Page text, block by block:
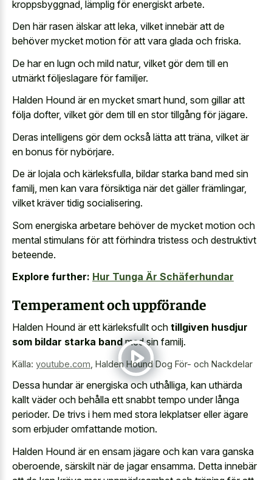
kroppsbyggnad, lämplig för energiskt arbete.
Den här rasen älskar att leka, vilket innebär att de
behöver mycket motion för att vara glada och friska.
De har en lugn och mild natur, vilket gör dem till en
utmärkt följeslagare för familjer.
Halden Hound är en mycket smart hund, som gillar att
följa dofter, vilket gör dem till en stor tillgång för jägare.
Deras intelligens gör dem också lätta att träna, vilket är
en bonus för nybörjare.
De är lojala och kärleksfulla, bildar starka band med sin
familj, men kan vara försiktiga när det gäller främlingar,
vilket kräver tidig socialisering.
Som energiska arbetare behöver de mycket motion och
mental stimulans för att förhindra tristess och destruktivt
beteende.
Explore further: Hur Tunga Är Schäferhundar
Temperament och uppförande
Halden Hound är ett kärleksfullt och tillgiven husdjur
som bildar starka bandmed sin familj.
Källa: youtube.com Halden Hound Dog För- och Nackdelar
Dessa hundar är energiska och uthålliga, kan uthärda
kallt väder och behålla ett snabbt tempo under långa
perioder. De trivs i hem med stora lekplatser eller ägare
som erbjuder omfattande motion.
Halden Hound är en ensam jägare och kan vara ganska
oberoende, särskilt när de jagar ensamma. Detta innebär